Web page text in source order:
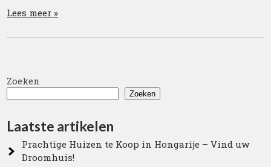
Lees meer »
Zoeken
Zoeken
Laatste artikelen
Prachtige Huizen te Koop in Hongarije – Vind uw
Droomhuis!